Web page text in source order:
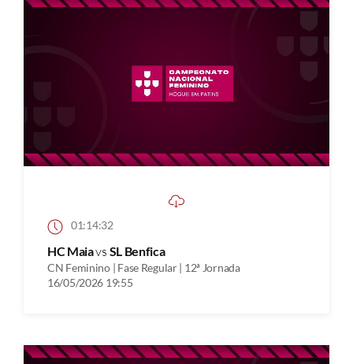
01:14:32
HC Maiavs SL Benfica
CN Feminino | Fase Regular | 12ª Jornada
16/05/2026 19:55